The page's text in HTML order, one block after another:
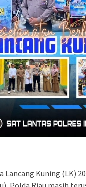
Lancang Kuning (LK)